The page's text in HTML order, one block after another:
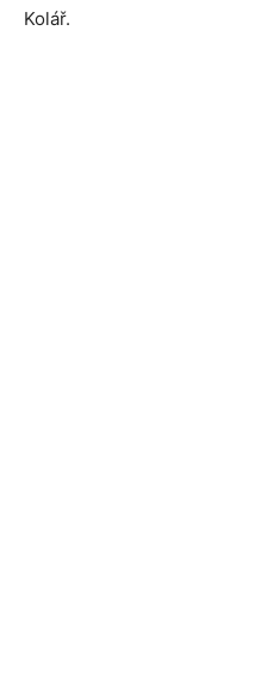
Kolář.